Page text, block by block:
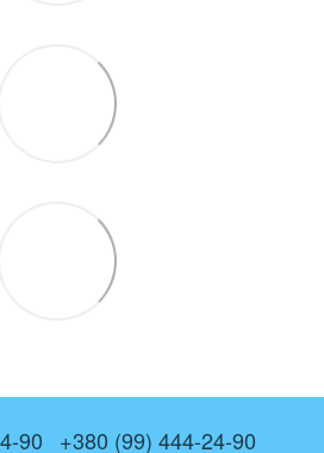
90 +380 (99) 444-24-90